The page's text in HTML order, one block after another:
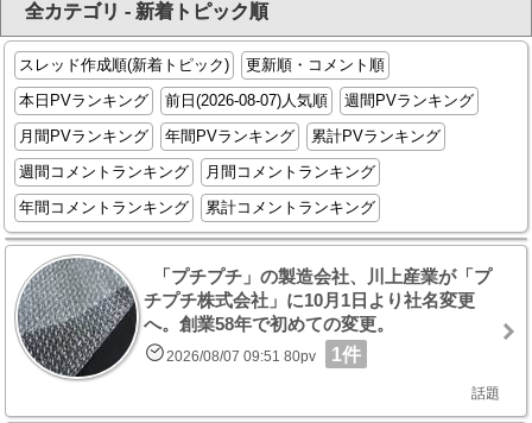
全カテゴリ - 新着トピック順
スレッド作成順(新着トピック)
更新順・コメント順
本日PVランキング
前日(2026-08-07)人気順
週間PVランキング
月間PVランキング
年間PVランキング
累計PVランキング
週間コメントランキング
月間コメントランキング
年間コメントランキング
累計コメントランキング
「プチプチ」の製造会社、川上産業が「プ
チプチ株式会社」に10月1日より社名変更
へ。創業58年で初めての変更。
2026/08/07 09:51 80pv 1件
話題